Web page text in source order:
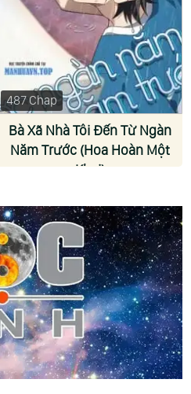
487 Chap
Bà Xã Nhà Tôi Đến Từ Ngàn
Năm Trước (Hoa Hoàn Một
Khai)